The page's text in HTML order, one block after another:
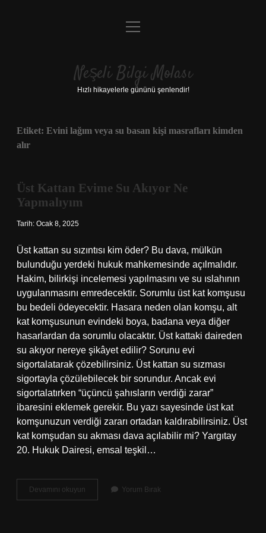
Anasayfa
Yasal Uyarı
menüyü
Neşeli Bilgi Molası
Hızlı hikayelerle gününü şenlendir!
Etiket: Evini lağım veya su basan kişi masrafları kimden
alır
Üst Kattan Evime Su Akıyor Ne
Yapmalıyım
Tarih: Ocak 8, 2025
Üst kattan su sızıntısı kim öder? Bu dava, mülkün
bulunduğu yerdeki hukuk mahkemesinde açılmalıdır.
Hakim, bilirkişi incelemesi yapılmasını ve su ıslahının
uygulanmasını emredecektir. Sorumlu üst kat komşusu
bu bedeli ödeyecektir. Hasara neden olan komşu, alt
kat komşusunun evindeki boya, badana veya diğer
hasarlardan da sorumlu olacaktır. Üst kattaki daireden
su akıyor nereye şikâyet edilir? Sorunu evi
sigortalatarak çözebilirsiniz. Üst kattan su sızması
sigortayla çözülebilecek bir sorundur. Ancak evi
sigortalatırken “üçüncü şahısların verdiği zarar”
ibaresini eklemek gerekir. Bu yazı sayesinde üst kat
komşunuzun verdiği zararı ortadan kaldırabilirsiniz. Üst
kat komşudan su akması dava açılabilir mi? Yargıtay
20. Hukuk Dairesi, emsal teşkil…
Devamını okuyun
Kattan
Yorum Bırak